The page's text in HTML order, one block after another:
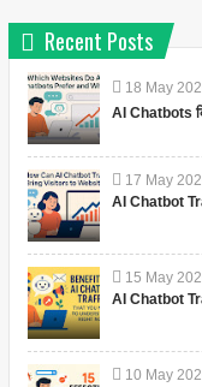
Recent Posts
18 May
AI Chatbots
17 May
AI Chatbot
15 May
AI Chatbot
10 May